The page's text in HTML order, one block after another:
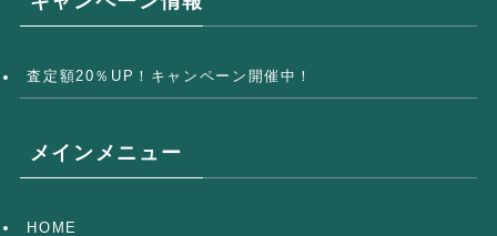
査定額20％UP！キャンペーン開催中！
メインメニュー
HOME